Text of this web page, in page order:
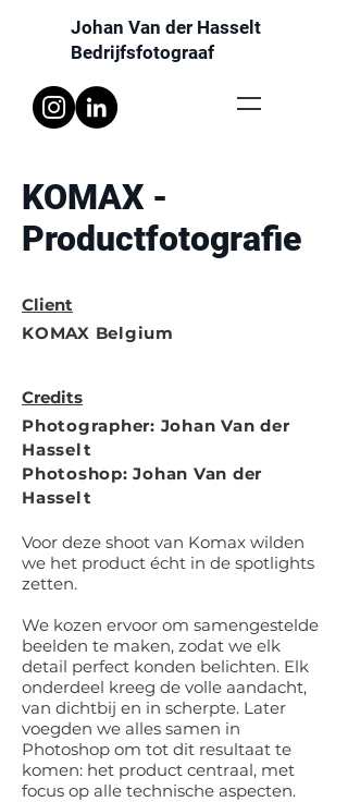
Johan Van der Hasselt
Bedrijfsfotograaf
KOMAX -
Productfotografie
Client
KOMAX Belgium
Credits
Photographer: Johan Van der
Hasselt
Photoshop: Johan Van der
Hasselt
Voor deze shoot van Komax wilden
we het product écht in de spotlights
zetten.
We kozen ervoor om samengestelde
beelden te maken, zodat we elk
detail perfect konden belichten. Elk
onderdeel kreeg de volle aandacht,
van dichtbij en in scherpte. Later
voegden we alles samen in
Photoshop om tot dit resultaat te
komen: het product centraal, met
focus op alle technische aspecten.